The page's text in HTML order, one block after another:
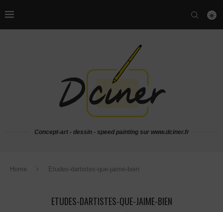
Concept-art - dessin - speed painting sur www.dciner.fr
Home Etudes-dartistes-que-jaime-bien
ETUDES-DARTISTES-QUE-JAIME-BIEN